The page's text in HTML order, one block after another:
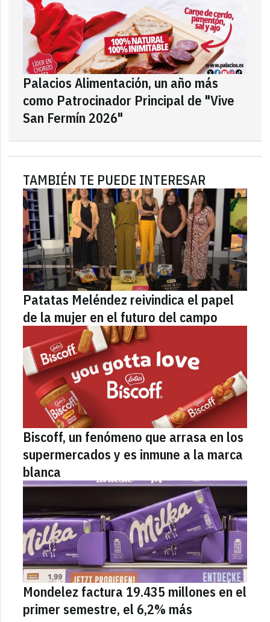
Palacios Alimentación, un año más
como Patrocinador Principal de "Vive
San Fermín 2026"
TAMBIÉN TE PUEDE INTERESAR
Patatas Meléndez reivindica el papel
de la mujer en el futuro del campo
Biscoff, un fenómeno que arrasa en los
supermercados y es inmune a la marca
blanca
Mondelez factura 19.435 millones en el
primer semestre, el 6,2% más